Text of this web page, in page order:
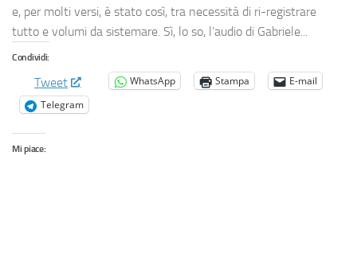
e, per molti versi, è stato così, tra necessità di ri-registrare
tutto e volumi da sistemare. Sì, lo so, l’audio di Gabriele...
Condividi:
Tweet WhatsApp Stampa
E-mail
Telegram
Mi piace: